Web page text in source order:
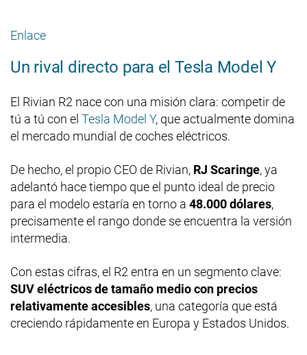
Enlace
Un rival directo para el Tesla Model Y
El Rivian R2 nace con una misión clara: competir de
tú a tú con el Tesla Model Y, que actualmente domina
el mercado mundial de coches eléctricos.
De hecho, el propio CEO de Rivian, RJ Scaringe, ya
adelantó hace tiempo que el punto ideal de precio
para el modelo estaría en torno a 48.000 dólares,
precisamente el rango donde se encuentra la versión
intermedia.
Con estas cifras, el R2 entra en un segmento clave:
SUV eléctricos de tamaño medio con precios
relativamente accesibles, una categoría que está
creciendo rápidamente en Europa y Estados Unidos.